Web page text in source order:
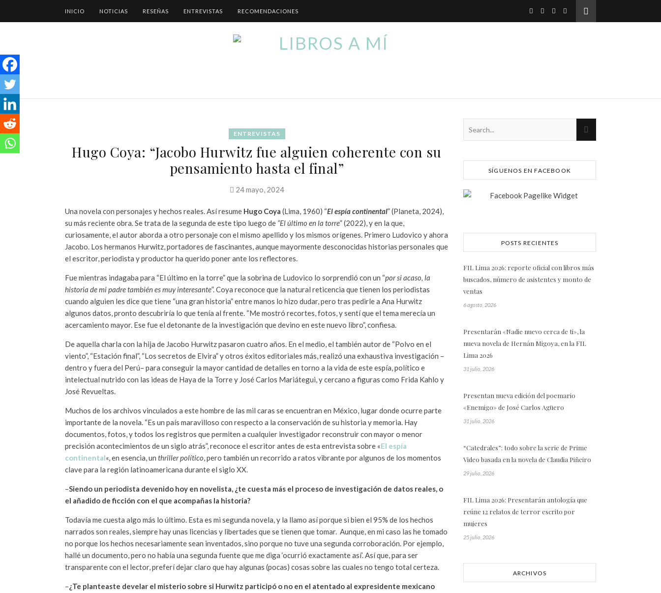
INICIO NOTICIAS RESEÑAS ENTREVISTAS RECOMENDACIONES
ENTREVISTAS
Hugo Coya: “Jacobo Hurwitz fue alguien coherente con su
pensamiento hasta el final”
24 mayo, 2024
Una novela con personajes y hechos reales. Así resume Hugo Coya (Lima, 1960) “El espía continental” (Planeta, 2024),
su más reciente obra. Se trata de la segunda de este tipo luego de “El último en la torre” (2022), y en la que,
curiosamente, el autor aborda a otro personaje con el mismo apellido y los mismos orígenes. Primero Ludovico y ahora
Jacobo. Los hermanos Hurwitz, portadores de fascinantes, aunque mayormente desconocidas historias personales que
el escritor, periodista y productor ha querido poner ante los reflectores.
Fue mientras indagaba para “El último en la torre” que la sobrina de Ludovico lo sorprendió con un “por si acaso, la
historia de mi padre también es muy interesante”. Coya reconoce que la natural reticencia que tienen los periodistas
cuando alguien les dice que tiene “una gran historia” entre manos lo hizo dudar, pero tras pedirle a Ana Hurwitz
algunos datos, pronto descubriría lo que tenía al frente. “Me mostró recortes, fotos, y sentí que el tema merecía un
acercamiento mayor. Ese fue el detonante de la investigación que devino en este nuevo libro”, confiesa.
De aquella charla con la hija de Jacobo Hurwitz pasaron cuatro años. En el medio, el también autor de “Polvo en el
viento”, “Estación final”, “Los secretos de Elvira” y otros éxitos editoriales más, realizó una exhaustiva investigación –
dentro y fuera del Perú– para conseguir la mayor cantidad de detalles en torno a la vida de este espía, político e
intelectual nutrido con las ideas de Haya de la Torre y José Carlos Mariátegui, y cercano a figuras como Frida Kahlo y
José Revueltas.
Muchos de los archivos vinculados a este hombre de las mil caras se encuentran en México, lugar donde ocurre parte
importante de la novela. “Es un país maravilloso con respecto a la conservación de su historia y memoria. Hay
documentos, fotos, y todos los registros que permiten a cualquier investigador reconstruir con mayor o menor
precisión acontecimientos de un siglo atrás”, reconoce el escritor antes de esta entrevista sobre «El espía
continental«, en esencia, un thriller político, pero también un recorrido a ratos vibrante por algunos de los momentos
clave para la región latinoamericana durante el siglo XX.
–Siendo un periodista devenido hoy en novelista, ¿te cuesta más el proceso de investigación de datos reales, o
el añadido de ficción con el que acompañas la historia?
Todavía me cuesta algo más lo último. Esta es mi segunda novela, y la llamo así porque si bien el 95% de los hechos
narrados son reales, siempre hay unas licencias y libertades que se tienen que tomar. Aunque, en mi caso las he tomado
no porque los hechos necesariamente sean inventados, sino porque no tuve una segunda corroboración. Por ejemplo,
hallé un documento, pero no había una segunda fuente que me diga ‘ocurrió exactamente así’. Así que, para ser
transparente con el lector, preferí dejar claro que hay algunas (pocas) cosas sobre las cuales no tengo total certeza.
–¿Te planteaste develar el misterio sobre si Hurwitz participó o no en el atentado al expresidente mexicano
SÍGUENOS EN FACEBOOK
POSTS RECIENTES
FIL Lima 2026: reporte oficial con libros más
buscados, número de asistentes y monto de
ventas
6 agosto, 2026
Presentarán «Nadie nuevo cerca de ti», la
nueva novela de Hernán Migoya, en la FIL
Lima 2026
31 julio, 2026
Presentan nueva edición del poemario
«Enemigo» de José Carlos Agüero
31 julio, 2026
“Catedrales”: todo sobre la serie de Prime
Video basada en la novela de Claudia Piñeiro
29 julio, 2026
FIL Lima 2026: Presentarán antología que
reúne 12 relatos de terror escrito por
mujeres
25 julio, 2026
ARCHIVOS